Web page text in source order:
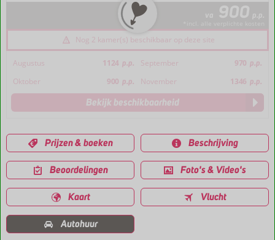
va 900 p.p.
Nog 2 kamer(s) beschikbaar op deze site
Augustus 1124 p.p. September 970 p.p.
Oktober
900 p.p. November 1346 p.p.
Bekijk beschikbaarheid
Prijzen & boeken Beschrijving
Beoordelingen Foto's & Video's
Kaart Vlucht
Autohuur